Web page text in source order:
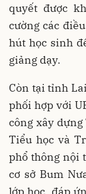
quyết được
cường các
hút học sinh
giảng dạy.
Còn tại tỉnh
phối hợp với
công xây
Tiểu học và
phổ thông nội
cơ sở Bum